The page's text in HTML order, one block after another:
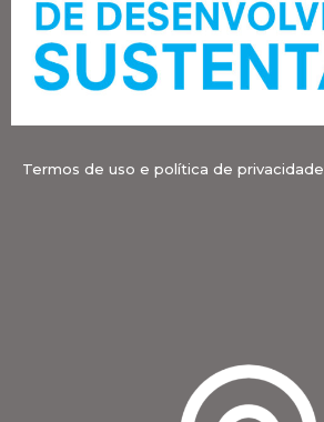
Termos de uso e política de privacidade